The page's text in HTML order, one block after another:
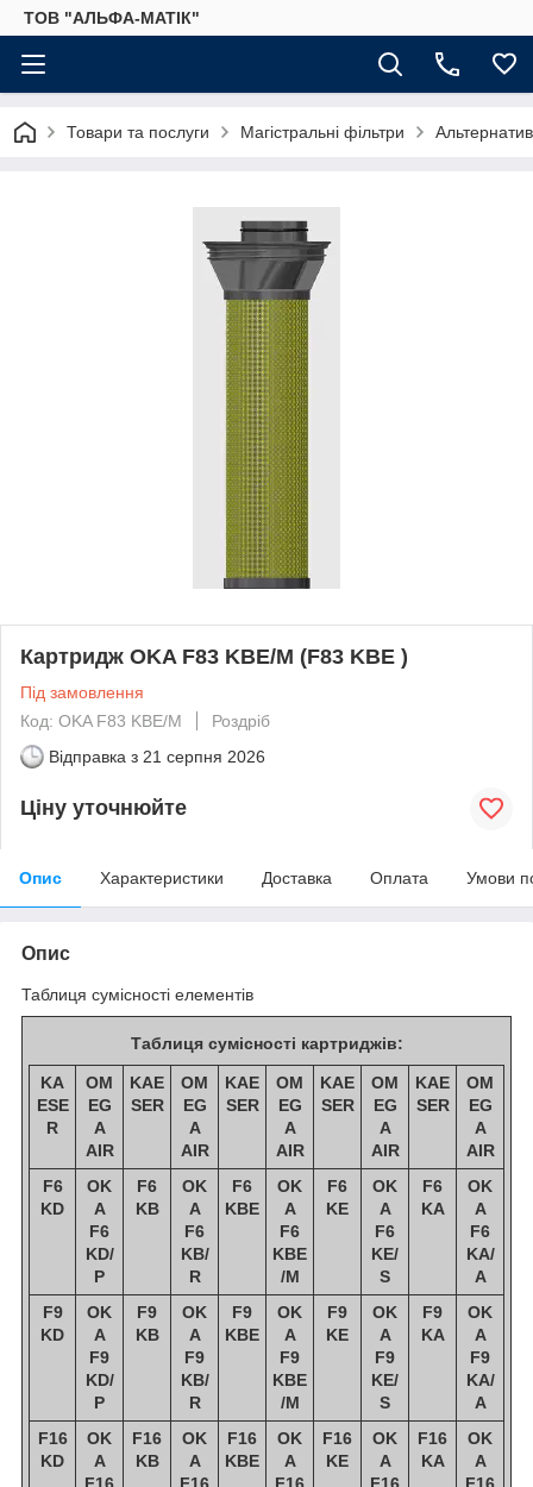
ТОВ "АЛЬФА-МАТІК"
Товари та послуги Магістральні фільтри
Картридж OKA F83 KBE/M (F83 KBE )
Під замовлення
Код: OKA F83 KBE/M
Роздріб
Відправка з 21 серпня 2026
Ціну уточнюйте
Опис Характеристики Доставка Оплата Умови
Опис
Таблиця сумісності елементів
Таблиця сумісності картриджів:
KA
ESE
R
OM
EG
A
AIR
KAE
SER
OM
EG
A
AIR
KAE
SER
OM
EG
A
AIR
KAE
SER
OM
EG
A
AIR
KAE
SER
OM
EG
A
AIR
F6
KD
OK
A
F6
KD/
P
F6
KB
OK
A
F6
KB/
R
F6
KBE
OK
A
F6
KBE
/M
F6
KE
OK
A
F6
KE/
S
F6
KA
OK
A
F6
KA/
A
F9
KD
OK
A
F9
KD/
P
F9
KB
OK
A
F9
KB/
R
F9
KBE
OK
A
F9
KBE
/M
F9
KE
OK
A
F9
KE/
S
F9
KA
OK
A
F9
KA/
A
F16
KD
OK
A
F16
F16
KB
OK
A
F16
F16
KBE
OK
A
F16
F16
KE
OK
A
F16
F16
KA
OK
A
F16